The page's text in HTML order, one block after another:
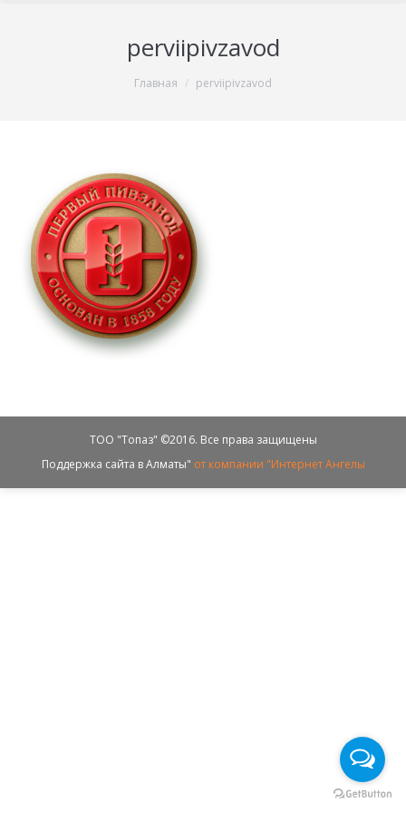
perviipivzavod
Главная perviipivzavod
ТОО "Топаз" ©2016. Все права защищены
Поддержка сайта в Алматы" от компании "Интернет Ангелы